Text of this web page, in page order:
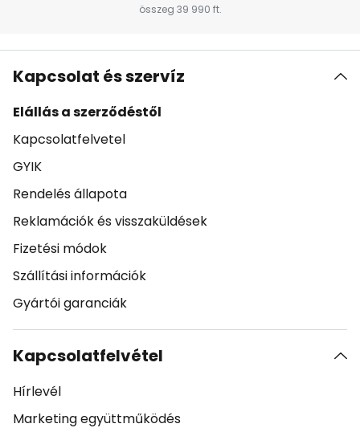
összeg 39 990 ft.
Kapcsolat és szervíz
Elállás a szerződéstől
Kapcsolatfelvetel
GYIK
Rendelés állapota
Reklamációk és visszaküldések
Fizetési módok
Szállítási információk
Gyártói garanciák
Kapcsolatfelvétel
Hírlevél
Marketing együttműködés